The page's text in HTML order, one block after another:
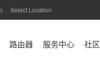
Select Location
路由器 服务中心 社区